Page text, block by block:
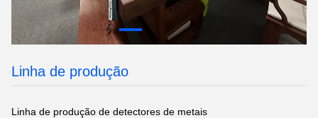
Linha de produção
Linha de produção de detectores de metais